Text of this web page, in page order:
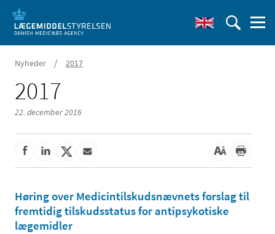
Nyheder / 2017
2017
22. december 2016
Høring over Medicintilskuds­nævnets forslag til
fremtidig tilskudsstatus for antipsykotiske
lægemidler